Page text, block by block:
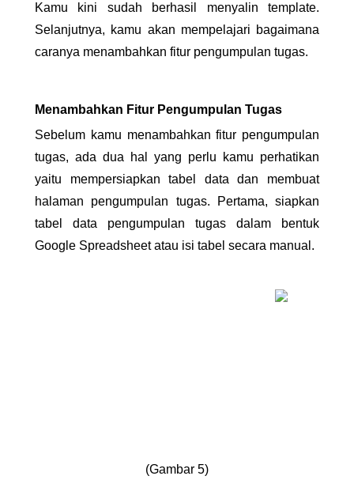
Kamu kini sudah berhasil menyalin template.
Selanjutnya, kamu akan mempelajari bagaimana
caranya menambahkan fitur pengumpulan tugas.
Menambahkan Fitur Pengumpulan Tugas
Sebelum kamu menambahkan fitur pengumpulan
tugas, ada dua hal yang perlu kamu perhatikan
yaitu mempersiapkan tabel data dan membuat
halaman pengumpulan tugas. Pertama, siapkan
tabel data pengumpulan tugas dalam bentuk
Google Spreadsheet atau isi tabel secara manual.
(Gambar 5)